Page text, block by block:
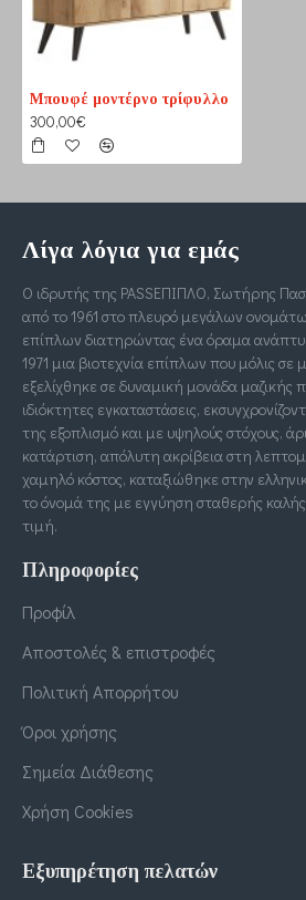
Μπουφέ μοντέρνο τρίφυλλο
300,00€
Λίγα λόγια για εμάς
Ο ιδρυτής της PASSΕΠΙΠΛΟ, Σωτήρης
από το 1961 στο πλευρό μεγάλων
επίπλων διατηρώντας ένα όραμα
1971 μια βιοτεχνία επίπλων που μόλις σε
εξελίχθηκε σε δυναμική μονάδα μαζικής
ιδιόκτητες εγκαταστάσεις,
της εξοπλισμό και με υψηλούς στόχους,
κατάρτιση, απόλυτη ακρίβεια στη
χαμηλό κόστος, καταξιώθηκε στην
το όνομά της με εγγύηση σταθερής
τιμή.
Πληροφορίες
Προφίλ
Αποστολές & επιστροφές
Πολιτική Απορρήτου
Όροι χρήσης
Σημεία Διάθεσης
Χρήση Cookies
Εξυπηρέτηση πελατών